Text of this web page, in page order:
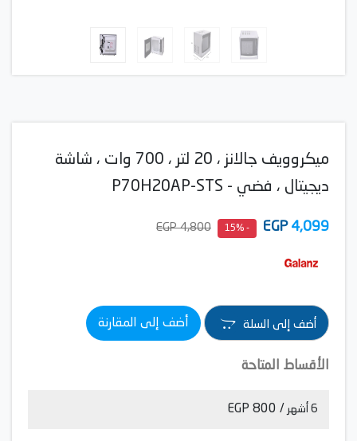
ميكروويف جالانز ، 20 لتر ، 700 وات ، شاشة
ديجيتال ، فضي - P70H20AP-STS
4,099
EGP
- 15%
4,800 EGP
أضف إلى السلة أضف إلى المقارنة
الأقساط المتاحة
6 أشهر / 800 EGP